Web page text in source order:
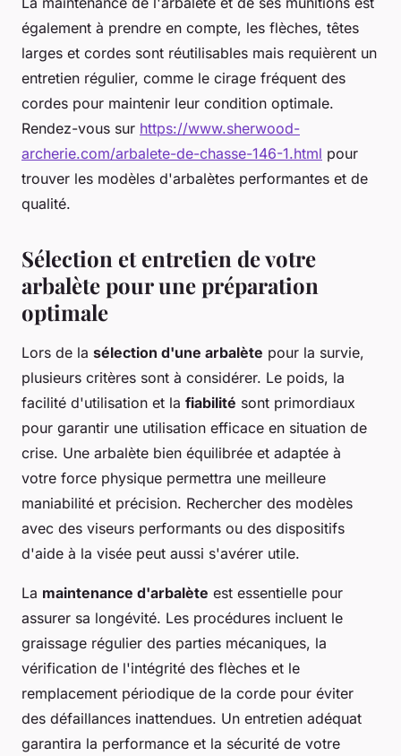
également à prendre en compte, les flèches, têtes
larges et cordes sont réutilisables mais requièrent un
entretien régulier, comme le cirage fréquent des
cordes pour maintenir leur condition optimale.
Rendez-vous sur https://www.sherwood-
archerie.com/arbalete-de-chasse-146-1.html pour
trouver les modèles d'arbalètes performantes et de
qualité.
Sélection et entretien de votre
arbalète pour une préparation
optimale
Lors de la sélection d'une arbalète pour la survie,
plusieurs critères sont à considérer. Le poids, la
facilité d'utilisation et la fiabilité sont primordiaux
pour garantir une utilisation efficace en situation de
crise. Une arbalète bien équilibrée et adaptée à
votre force physique permettra une meilleure
maniabilité et précision. Rechercher des modèles
avec des viseurs performants ou des dispositifs
d'aide à la visée peut aussi s'avérer utile.
La maintenance d'arbalète est essentielle pour
assurer sa longévité. Les procédures incluent le
graissage régulier des parties mécaniques, la
vérification de l'intégrité des flèches et le
remplacement périodique de la corde pour éviter
des défaillances inattendues. Un entretien adéquat
garantira la performance et la sécurité de votre